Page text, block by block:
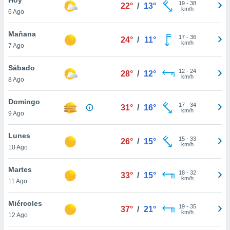
y
en
más
de
6 Ago
22° / 13° 19- 38
km/h
Mañana
7 Ago
24° / 11° 17- 36
km/h
Sábado
8 Ago
28° / 12° 12- 24
km/h
Domingo
9 Ago
31° / 16° 17- 34
km/h
Lunes
10 Ago
26° / 15° 15- 33
km/h
Martes
11 Ago
33° / 15° 18- 32
km/h
Miércoles
12 Ago
37° / 21° 19- 35
km/h